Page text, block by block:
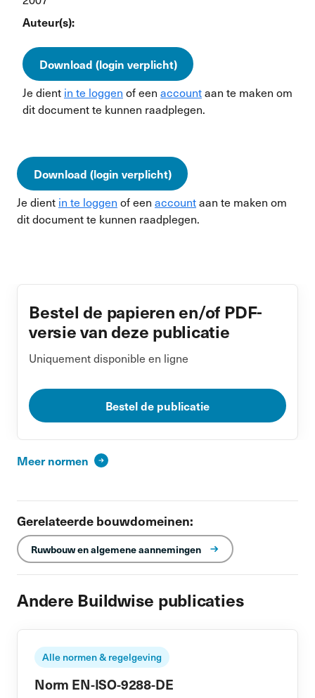
Auteur(s):
Download (login verplicht)
Je dient in te loggen of een accountaan te maken om
dit document te kunnen raadplegen.
Download (login verplicht)
Je dient in te loggen of een accountaan te maken om
dit document te kunnen raadplegen.
Bestel de papieren en/of PDF-
versie van deze publicatie
Uniquement disponible en ligne
Bestel de publicatie
Meer normen
Gerelateerde bouwdomeinen:
Ruwbouw en algemene aannemingen
Andere Buildwise publicaties
Alle normen & regelgeving
Norm EN-ISO-9288-DE